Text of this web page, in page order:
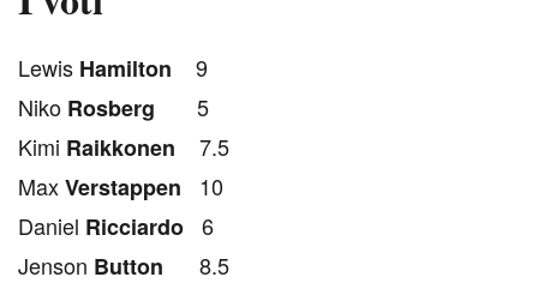
Lewis Hamilton 9
Niko Rosberg 5
Kimi Raikkonen 7.5
MaxVerstappen 10
Daniel Ricciardo 6
Jenson Button 8.5